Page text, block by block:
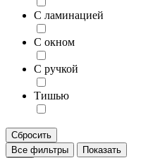
С ламинацией
С окном
С ручкой
Тишью
Сбросить
Все фильтры
Показать